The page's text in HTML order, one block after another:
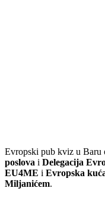
Evropski pub kviz u Baru
poslova i Delegacija
EU4ME i Evropska
Miljanićem.